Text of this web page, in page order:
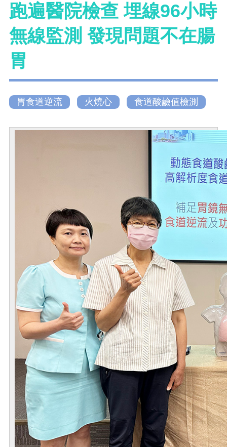
跑遍醫院檢查 埋線96小時
無線監測 發現問題不在腸
胃
胃食道逆流 火燒心 食道酸鹼值檢測